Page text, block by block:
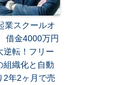
業スクールオ
借金4000万円
逆転！フリー
組織化と自動
2年2ヶ月で売